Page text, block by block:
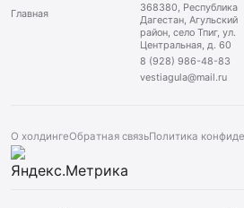
Главная
368380, Республика
Дагестан, Агульский
район, село Тпиг, ул.
Центральная, д. 60
8 (928) 986-48-83
vestiagula@mail.ru
О холдингеОбратная связьПолитика